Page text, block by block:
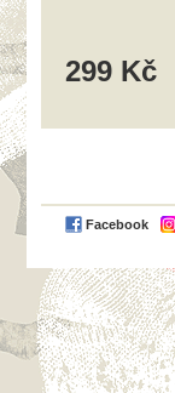
299 Kč
Facebook